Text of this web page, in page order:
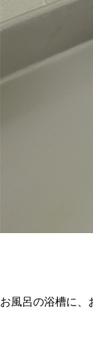
お風呂の浴槽に、